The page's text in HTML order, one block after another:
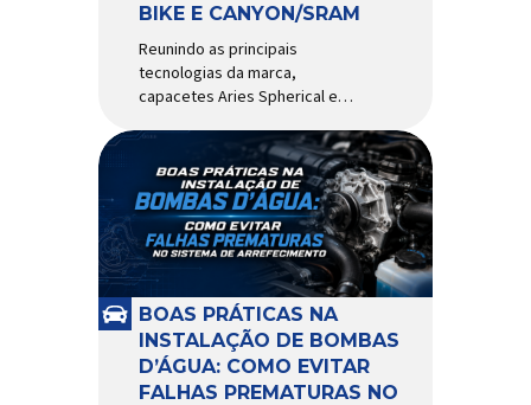
BIKE E CANYON/SRAM
Reunindo as principais
tecnologias da marca,
capacetes Aries Spherical e
ao país com a pintura oficial
utilizada por equipes do World
Tour Patrocinadora de algumas
das principais equipes de
ciclismo do mundo, a Giro é
uma das marcas de capacetes
e acessórios para ciclismo
mais reconhecida no Brasil.
Importada e distribuída […]
BOAS PRÁTICAS NA
INSTALAÇÃO DE BOMBAS
D’ÁGUA: COMO EVITAR
FALHAS PREMATURAS NO